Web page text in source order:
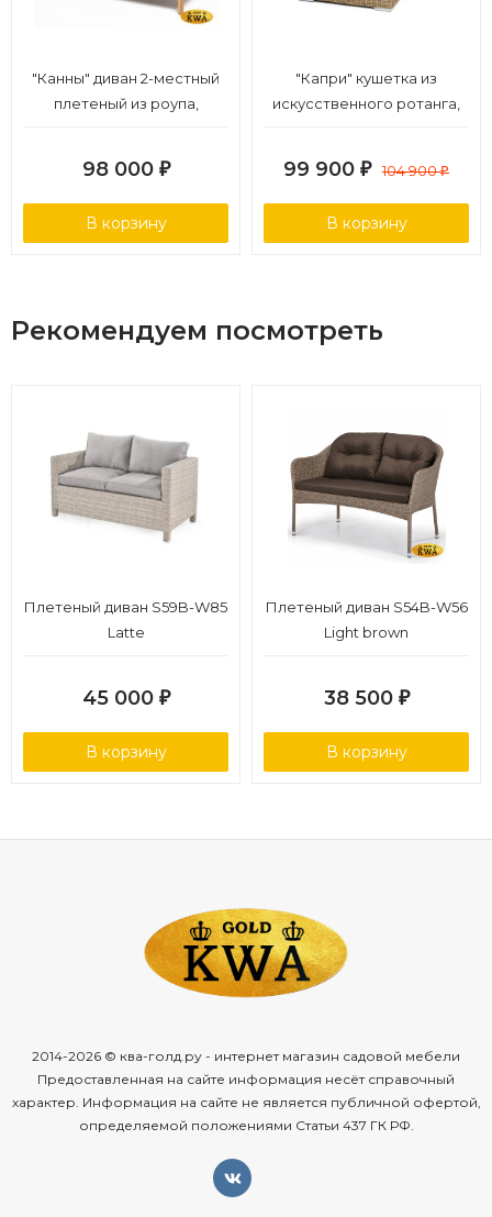
"Канны" диван 2-местный
плетеный из роупа,
ткань темно-серая 019
98 000 ₽
В корзину
"Капри" кушетка из
искусственного ротанга,
99 900 ₽ 104 900₽
В корзину
Рекомендуем посмотреть
Плетеный диван S59B-W85
Latte
45 000 ₽
В корзину
Плетеный диван S54B-W56
Light brown
38 500 ₽
В корзину
2014-2026 © ква-голд.ру - интернет магазин садовой мебели
Предоставленная на сайте информация несёт справочный
характер. Информация на сайте не является публичной офертой,
определяемой положениями Статьи 437 ГК РФ.